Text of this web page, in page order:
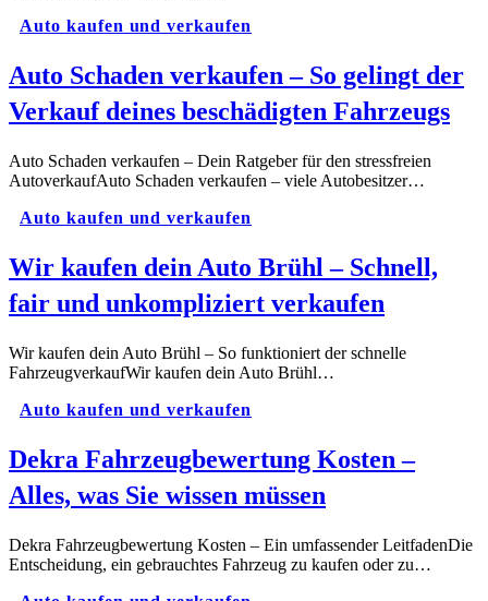
Auto kaufen und verkaufen
Auto Schaden verkaufen – So gelingt der
Verkauf deines beschädigten Fahrzeugs
Auto Schaden verkaufen – Dein Ratgeber für den stressfreien
AutoverkaufAuto Schaden verkaufen – viele Autobesitzer…
Auto kaufen und verkaufen
Wir kaufen dein Auto Brühl – Schnell,
fair und unkompliziert verkaufen
Wir kaufen dein Auto Brühl – So funktioniert der schnelle
FahrzeugverkaufWir kaufen dein Auto Brühl…
Auto kaufen und verkaufen
Dekra Fahrzeugbewertung Kosten –
Alles, was Sie wissen müssen​
Dekra Fahrzeugbewertung Kosten – Ein umfassender LeitfadenDie
Entscheidung, ein gebrauchtes Fahrzeug zu kaufen oder zu…